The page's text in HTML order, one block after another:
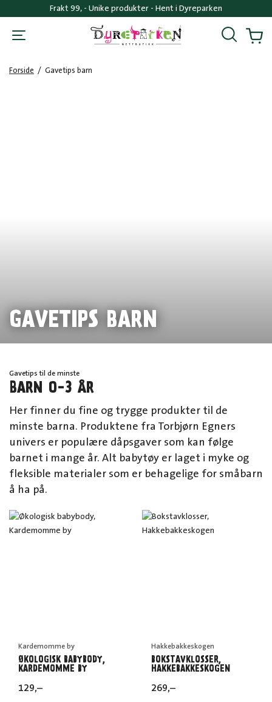
Frakt 99, - Unike produkter - Hent i Dyreparken
Søk
Forside / Gavetips barn
GAVETIPS BARN
Gavetips til de minste
BARN 0-3 ÅR
Her finner du fine og trygge produkter til de
minste barna. Produktene fra Torbjørn Egners
univers er populære dåpsgaver som kan følge
barnet i mange år. Alt babytøy er laget i myke og
fleksible materialer som er behagelige for småbarn
å ha på.
Kardemomme by
ØKOLOGISK BABYBODY,
KARDEMOMME BY
129,–
Hakkebakkeskogen
BOKSTAVKLOSSER,
HAKKEBAKKESKOGEN
269,–